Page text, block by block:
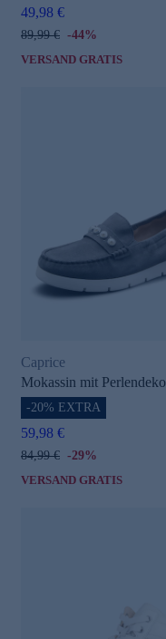
49,98 €
89,99 € -44%
VERSAND GRATIS
Caprice
Mokassin mit Perlendeko
-20% EXTRA
59,98 €
84,99 € -29%
VERSAND GRATIS